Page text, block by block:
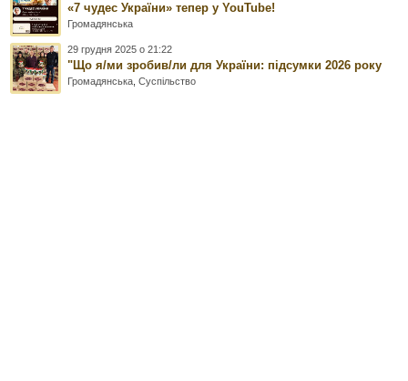
«7 чудес України» тепер у YouTube!
Громадянська
29 грудня 2025 о 21:22
"Що я/ми зробив/ли для України: підсумки 2026 року
Громадянська ,Суспільство